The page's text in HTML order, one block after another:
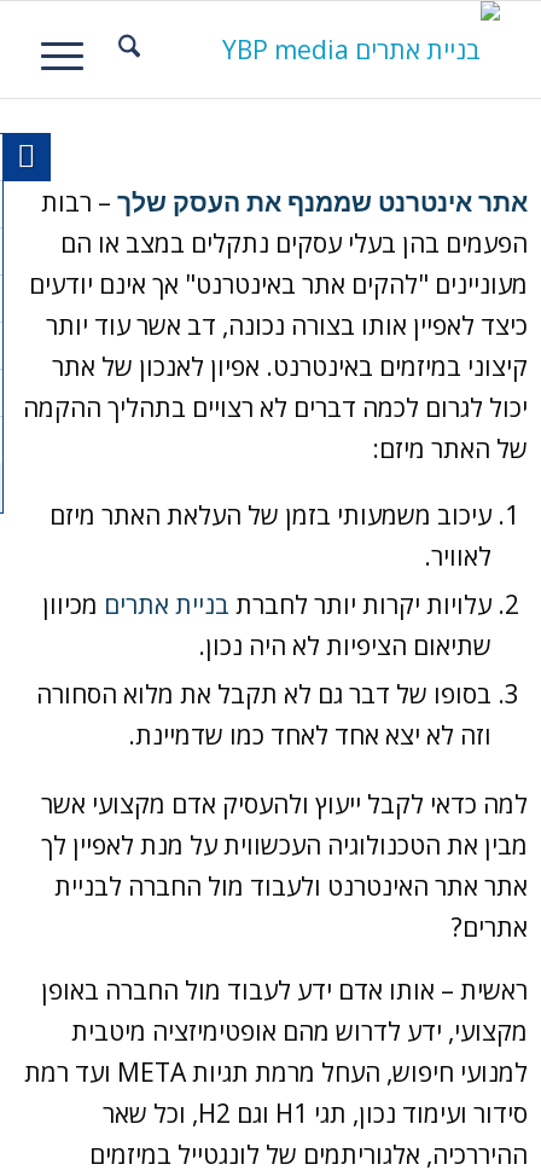
אתר אינטרנט שממנף את העסק שלך – רבות
הפעמים בהן בעלי עסקים נתקלים במצב או הם
מעוניינים "להקים אתר באינטרנט" אך אינם יודעים
כיצד לאפיין אותו בצורה נכונה, דב אשר עוד יותר
קיצוני במיזמים באינטרנט. אפיון לאנכון של אתר
יכול לגרום לכמה דברים לא רצויים בתהליך ההקמה
של האתר מיזם:
עיכוב משמעותי בזמן של העלאת האתר מיזם
לאוויר.
עלויות יקרות יותר לחברת בניית אתרים מכיוון
שתיאום הציפיות לא היה נכון.
בסופו של דבר גם לא תקבל את מלוא הסחורה
וזה לא יצא אחד לאחד כמו שדמיינת.
למה כדאי לקבל ייעוץ ולהעסיק אדם מקצועי אשר
מבין את הטכנולוגיה העכשווית על מנת לאפיין לך
אתר אתר האינטרנט ולעבוד מול החברה לבניית
אתרים?
ראשית – אותו אדם ידע לעבוד מול החברה באופן
מקצועי, ידע לדרוש מהם אופטימיזציה מיטבית
למנועי חיפוש, העחל מרמת תגיות META ועד רמת
סידור ועימוד נכון, תגי H1 וגם H2, וכל שאר
ההיררכיה, אלגוריתמים של לונגטייל במיזמים